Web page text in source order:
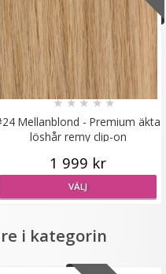
vågig rosett
★ ★
Mellanblond - Premium äkta
löshår remy clip-on
★★★★★
1 999 kr
VÄLJ
i kategorin